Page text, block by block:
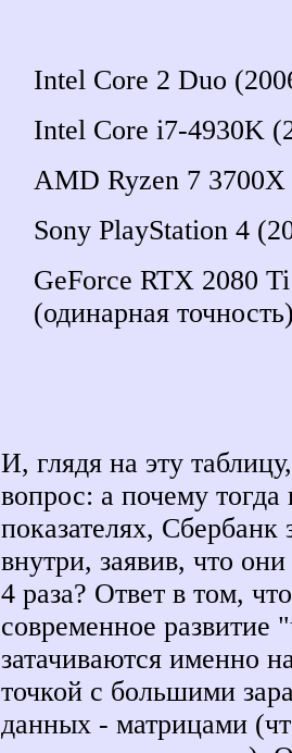
Intel Core 2 Duo
Intel Core i7-4930K
AMD Ryzen 7
Sony PlayStation 4
GeForce RTX 2080
(одинарная
И, глядя на эту
вопрос: а почему
показателях,
внутри, заявив, что
4 раза? Ответ в том,
современное развитие
затачиваются именно
точкой с большими
данных - матрицами